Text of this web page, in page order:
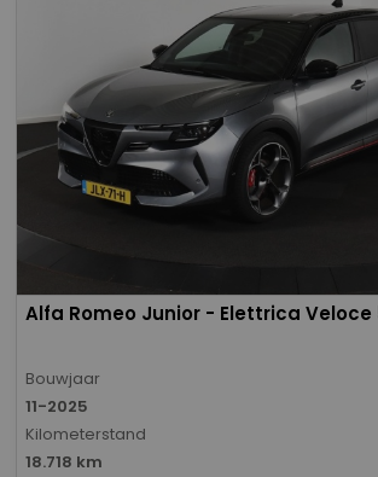
Alfa Romeo Junior - Elettrica Veloce
Bouwjaar
11-2025
Kilometerstand
18.718 km